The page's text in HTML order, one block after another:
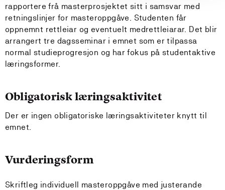
rapportere frå masterprosjektet sitt i samsvar med
retningslinjer for masteroppgåve. Studenten får
oppnemnt rettleiar og eventuelt medrettleiarar. Det blir
arrangert tre dagsseminar i emnet som er tilpassa
normal studieprogresjon og har fokus på studentaktive
læringsformer.
Obligatorisk læringsaktivitet
Der er ingen obligatoriske læringsaktiviteter knytt til
emnet.
Vurderingsform
Skriftleg individuell masteroppgåve med justerande